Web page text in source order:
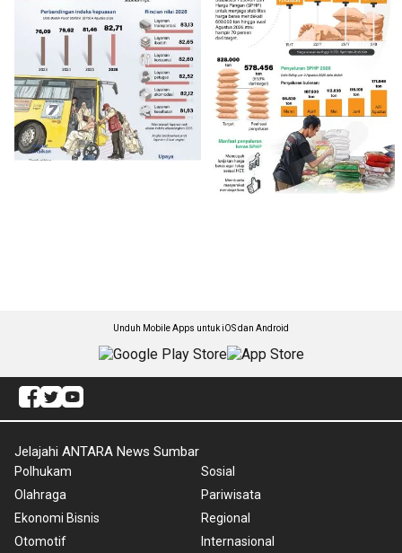
Unduh Mobile Apps untuk iOS dan Android
Jelajahi ANTARA News Sumbar
Polhukam
Olahraga
Ekonomi Bisnis
Otomotif
Sosial
Pariwisata
Regional
Internasional